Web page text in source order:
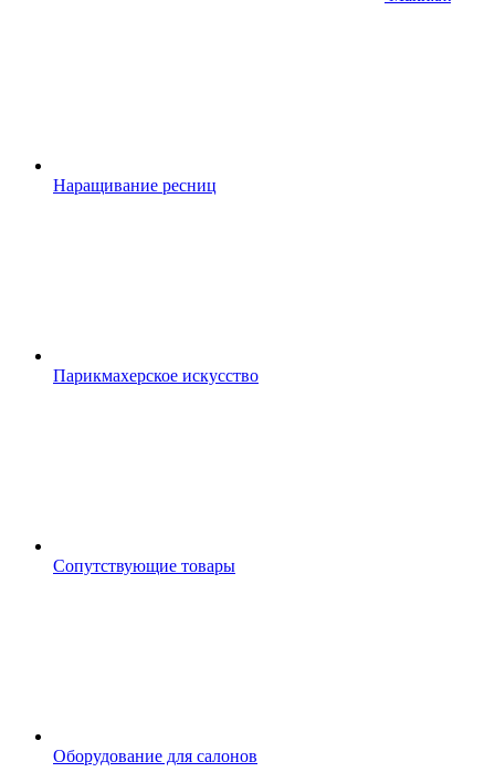
Наращивание ресниц
Парикмахерское искусство
Сопутствующие товары
Оборудование для салонов